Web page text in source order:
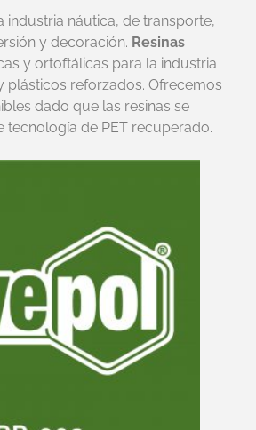
industria náutica, de transporte,
y decoración. Resinas
y ortoftálicas para la industria
plásticos reforzados. Ofrecemos
dado que las resinas se
tecnología de PET recuperado.